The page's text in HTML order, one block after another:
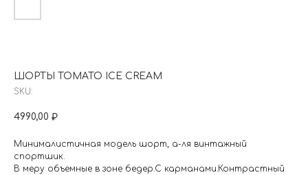
ШОРТЫ TOMATO ICE CREAM
SKU:
4990,00 ₽
Минималистичная модель шорт, а-ля винтажный
спортшик.
В меру объемные в зоне бедер.С карманами.Контрастный